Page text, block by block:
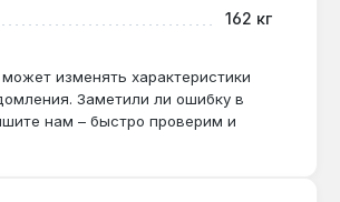
«система водяного
из свойств
совместимость с
162 кг
изменять характеристики
Заметили ли ошибку в
нам – быстро проверим и